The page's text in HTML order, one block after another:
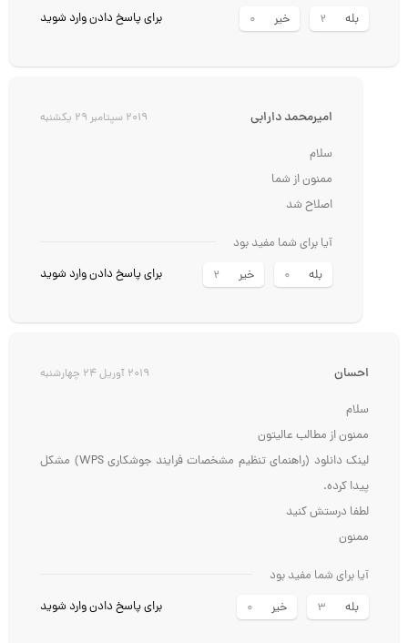
بله 2 خیر 0 برای پاسخ دادن وارد شوید
امیرمحمد دارابی 2019 سپتامبر 29 یکشنبه
سلام
ممنون از شما
اصلاح شد
آیا برای شما مفید بود
بله
0 خیر 2 برای پاسخ دادن وارد شوید
احسان 2019 آوریل 24 چهارشنبه
سلام
ممنون از مطالب عالیتون
لینک دانلود (راهنمای تنظیم مشخصات فرایند جوشکاری WPS) مشکل
پیدا کرده.
لطفا درستش کنید
ممنون
آیا برای شما مفید بود
بله
3 خیر 0 برای پاسخ دادن وارد شوید